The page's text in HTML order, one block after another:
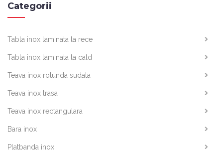
Categorii
Tabla inox laminata la rece
Tabla inox laminata la cald
Teava inox rotunda sudata
Teava inox trasa
Teava inox rectangulara
Bara inox
Platbanda inox